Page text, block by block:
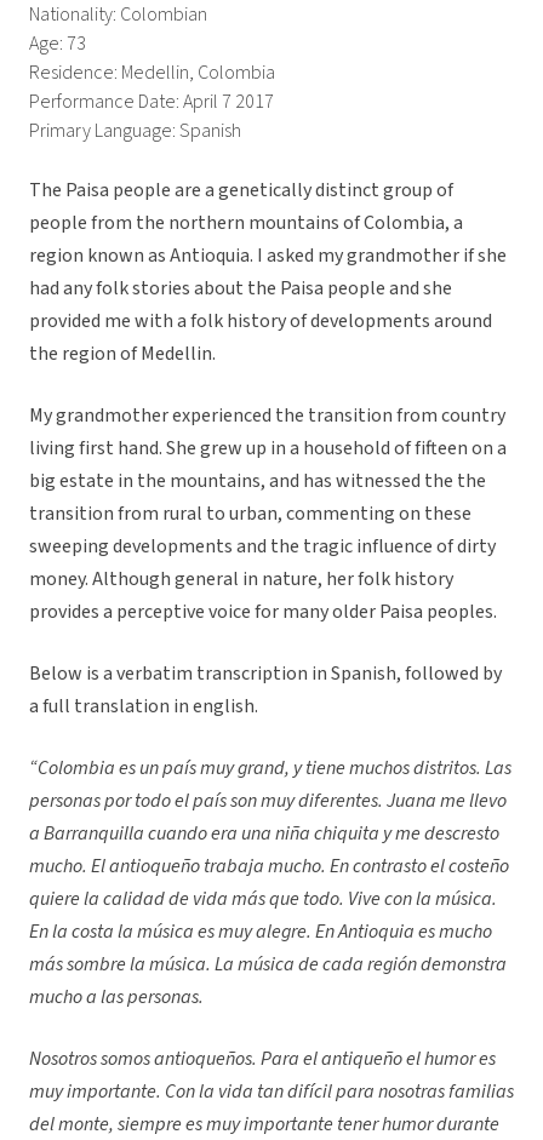
Nationality: Colombian
Age: 73
Residence: Medellin, Colombia
Performance Date: April 7 2017
Primary Language: Spanish
The Paisa people are a genetically distinct group of
people from the northern mountains of Colombia, a
region known as Antioquia. I asked my grandmother if she
had any folk stories about the Paisa people and she
provided me with a folk history of developments around
the region of Medellin.
My grandmother experienced the transition from country
living first hand. She grew up in a household of fifteen on a
big estate in the mountains, and has witnessed the the
transition from rural to urban, commenting on these
sweeping developments and the tragic influence of dirty
money. Although general in nature, her folk history
provides a perceptive voice for many older Paisa peoples.
Below is a verbatim transcription in Spanish, followed by
a full translation in english.
“Colombia es un país muy grand, y tiene muchos distritos. Las
personas por todo el país son muy diferentes. Juana me llevo
a Barranquilla cuando era una niña chiquita y me descresto
mucho. El antioqueño trabaja mucho. En contrasto el costeño
quiere la calidad de vida más que todo. Vive con la música.
En la costa la música es muy alegre. En Antioquia es mucho
más sombre la música. La música de cada región demonstra
mucho a las personas.
Nosotros somos antioqueños. Para el antiqueño el humor es
muy importante. Con la vida tan difícil para nosotras familias
del monte, siempre es muy importante tener humor durante